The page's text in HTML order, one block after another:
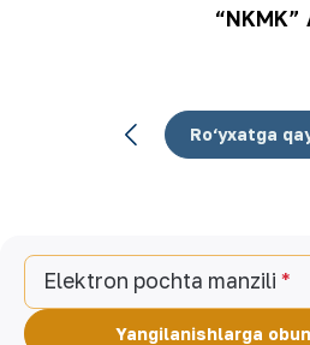
Ro‘yxatga
Elektron pochta manzili
Yangilanishlarga